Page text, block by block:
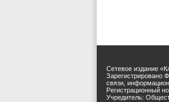
Сетевое издание
Зарегистрировано
связи,
Регистрационный
Учредитель: